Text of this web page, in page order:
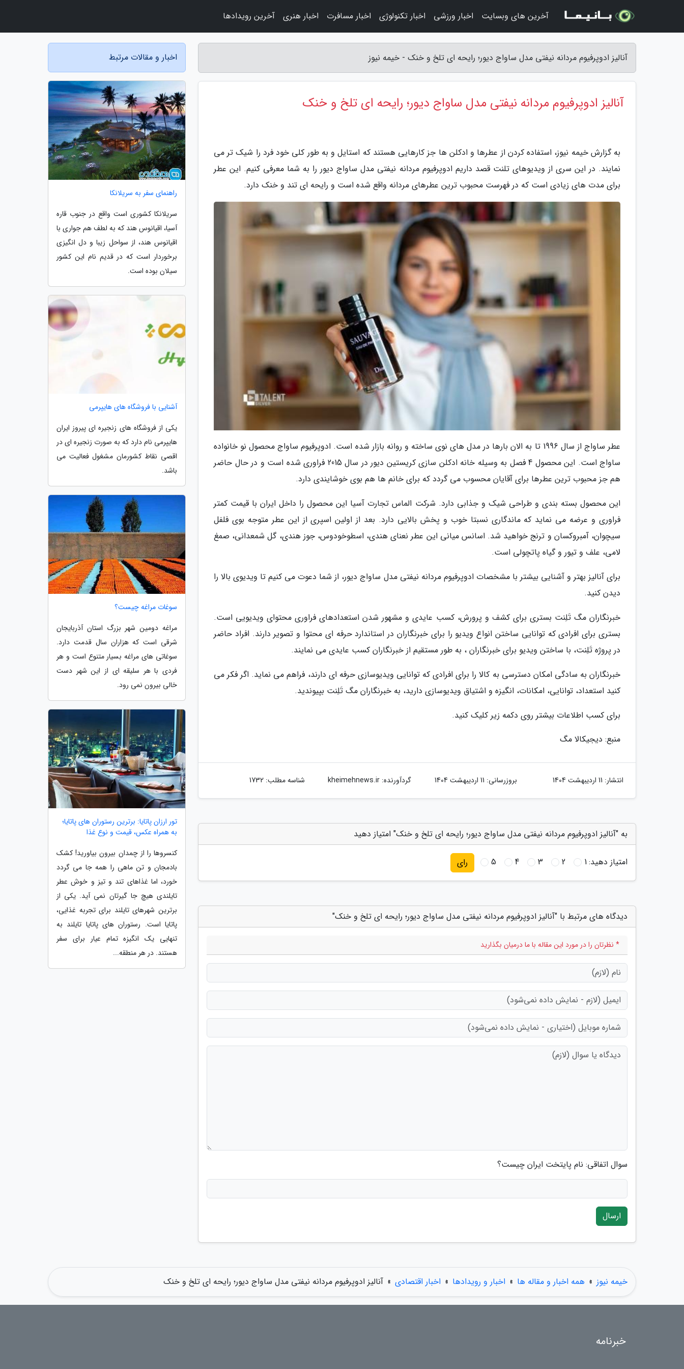
آنالیز ادوپرفیوم مردانه نیفتی مدل ساواج دیور؛ رایحه ای تلخ و خنک - خیمه نیوز
آنالیز ادوپرفیوم مردانه نیفتی مدل ساواج دیور؛ رایحه ای تلخ و خنک
به گزارش خیمه نیوز، استفاده کردن از عطرها و ادکلن ها جز کارهایی هستند که استایل و به طور کلی خود فرد را شیک تر می
نمایند. در این سری از ویدیوهای تلنت قصد داریم ادوپرفیوم مردانه نیفتی مدل ساواج دیور را به شما معرفی کنیم. این عطر
برای مدت های زیادی است که در فهرست محبوب ترین عطرهای مردانه واقع شده است و رایحه ای تند و خنک دارد.
عطر ساواج از سال 1996 تا به الان بارها در مدل های نوی ساخته و روانه بازار شده است. ادوپرفیوم ساواج محصول نو خانواده
ساواج است. این محصول 4 فصل به وسیله خانه ادکلن سازی کریستین دیور در سال 2015 فراوری شده است و در حال حاضر
هم جز محبوب ترین عطرها برای آقایان محسوب می گردد که برای خانم ها هم بوی خوشایندی دارد.
این محصول بسته بندی و طراحی شیک و جذابی دارد. شرکت الماس تجارت آسیا این محصول را داخل ایران با قیمت کمتر
فراوری و عرضه می نماید که ماندگاری نسبتا خوب و پخش بالایی دارد. بعد از اولین اسپری از این عطر متوجه بوی فلفل
سیچوان، آمبروکسان و ترنج خواهید شد. اسانس میانی این عطر نعنای هندی، اسطوخودوس، جوز هندی، گل شمعدانی، صمغ
لامی، علف و تیور و گیاه پاتچولی است.
برای آنالیز بهتر و آشنایی بیشتر با مشخصات ادوپرفیوم مردانه نیفتی مدل ساواج دیور، از شما دعوت می کنیم تا ویدیوی بالا را
دیدن کنید.
خبرنگاران مگ تَلِنت بستری برای کشف و پرورش، کسب عایدی و مشهور شدن استعدادهای فراوری محتوای ویدیویی است.
بستری برای افرادی که توانایی ساختن انواع ویدیو را برای خبرنگاران در استاندارد حرفه ای محتوا و تصویر دارند. افراد حاضر
در پروژه تَلِنت، با ساختن ویدیو برای خبرنگاران ، به طور مستقیم از خبرنگاران کسب عایدی می نمایند.
خبرنگاران به سادگی امکان دسترسی به کالا را برای افرادی که توانایی ویدیوسازی حرفه ای دارند، فراهم می نماید. اگر فکر می
کنید استعداد، توانایی، امکانات، انگیزه و اشتیاق ویدیوسازی دارید، به خبرنگاران مگ تَلِنت بپیوندید.
برای کسب اطلاعات بیشتر روی دکمه زیر کلیک کنید.
منبع: دیجیکالا مگ
انتشار: 11 اردیبهشت 1404 بروزرسانی: 11 اردیبهشت 1404 گردآورنده:kheimehnews.ir شناسه مطلب: 1732
به "آنالیز ادوپرفیوم مردانه نیفتی مدل ساواج دیور؛ رایحه ای تلخ و خنک" امتیاز دهید
امتیاز دهید:1
2
3
4
5 رای
دیدگاه های مرتبط با "آنالیز ادوپرفیوم مردانه نیفتی مدل ساواج دیور؛ رایحه ای تلخ و خنک"
* نظرتان را در مورد این مقاله با ما درمیان بگذارید
سوال اتفاقی: نام پایتخت ایران چیست؟
ارسال
اخبار و مقالات مرتبط
راهنمای سفر به سریلانکا
سریلانکا کشوری است واقع در جنوب قاره
آسیا، اقیانوس هند که به لطف هم جواری با
اقیانوس هند، از سواحل زیبا و دل انگیزی
برخوردار است که در قدیم نام این کشور
سیلان بوده است.
آشنایی با فروشگاه های هایپرمی
یکی از فروشگاه های زنجیره ای پیروز ایران
هایپرمی نام دارد که به صورت زنجیره ای در
اقصی نقاط کشورمان مشغول فعالیت می
باشد.
سوغات مراغه چیست؟
مراغه دومین شهر بزرگ استان آذربایجان
شرقی است که هزاران سال قدمت دارد.
سوغاتی های مراغه بسیار متنوع است و هر
فردی با هر سلیقه ای از این شهر دست
خالی بیرون نمی رود.
تور ارزان پاتایا: برترین رستوران های پاتایا؛
به همراه عکس، قیمت و نوع غذا
کنسروها را از چمدان بیرون بیاورید! کشک
بادمجان و تن ماهی را همه جا می گردد
خورد، اما غذاهای تند و تیز و خوش عطر
تایلندی هیچ جا گیرتان نمی آید. یکی از
برترین شهرهای تایلند برای تجربه غذایی،
پاتایا است. رستوران های پاتایا تایلند به
تنهایی یک انگیزه تمام عیار برای سفر
هستند. در هر منطقه...
خیمه نیوز » همه اخبار و مقاله ها » اخبار و رویدادها » اخبار اقتصادی » آنالیز ادوپرفیوم مردانه نیفتی مدل ساواج دیور؛ رایحه ای تلخ و خنک
آخرین های وبسایت اخبار ورزشی اخبار تکنولوژی اخبار مسافرت اخبار هنری آخرین رویدادها
خبرنامه